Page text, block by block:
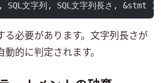
文字列, SQL文字列長さ, &stmt );
を使用する必要があります。SQL文字列長さが-1
動的に判定されます。